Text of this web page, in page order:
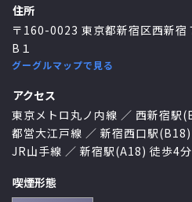
住所
〒160-0023 東京都新宿区西新宿
B１
グーグルマップで見る
アクセス
東京メトロ丸ノ内線 ／ 西新宿駅
都営大江戸線 ／ 新宿西口駅
JR山手線 ／ 新宿駅(A18) 徒歩4分
喫煙形態